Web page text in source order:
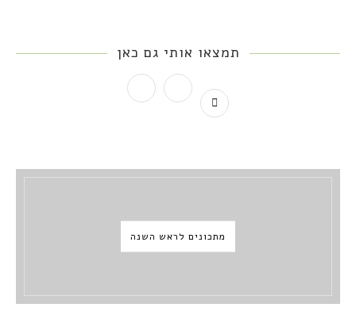
תמצאו אותי גם כאן
מתכונים לראש השנה